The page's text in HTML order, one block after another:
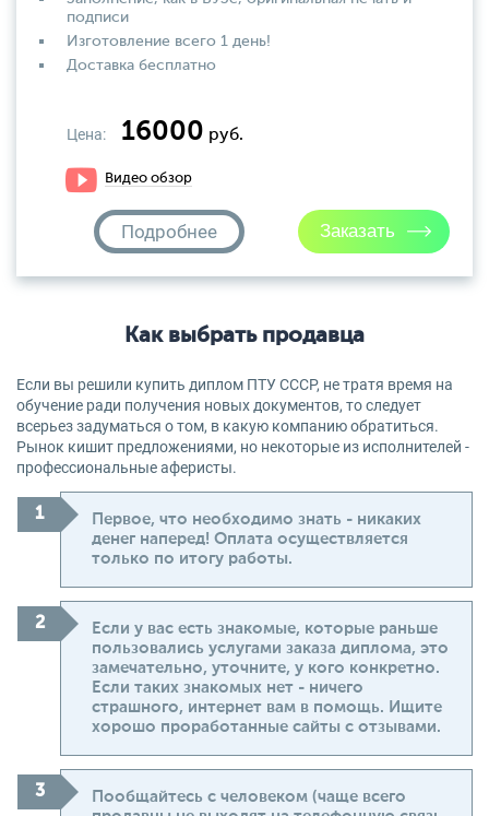
подписи
Изготовление всего 1 день!
Доставка бесплатно
Цена: 16000 руб.
Видео обзор
Подробнее
Как выбрать продавца
Если вы решили купить диплом ПТУ СССР, не тратя время на
обучение ради получения новых документов, то следует
всерьез задуматься о том, в какую компанию обратиться.
Рынок кишит предложениями, но некоторые из исполнителей -
профессиональные аферисты.
Первое, что необходимо знать - никаких
денег наперед! Оплата осуществляется
только по итогу работы.
Если у вас есть знакомые, которые раньше
пользовались услугами заказа диплома, это
замечательно, уточните, у кого конкретно.
Если таких знакомых нет - ничего
страшного, интернет вам в помощь. Ищите
хорошо проработанные сайты с отзывами.
Пообщайтесь с человеком (чаще всего